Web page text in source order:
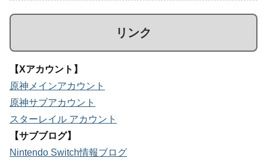
リンク
【Xアカウント】
原神メインアカウント
原神サブアカウント
スターレイル アカウント
【サブブログ】
Nintendo Switch情報ブログ